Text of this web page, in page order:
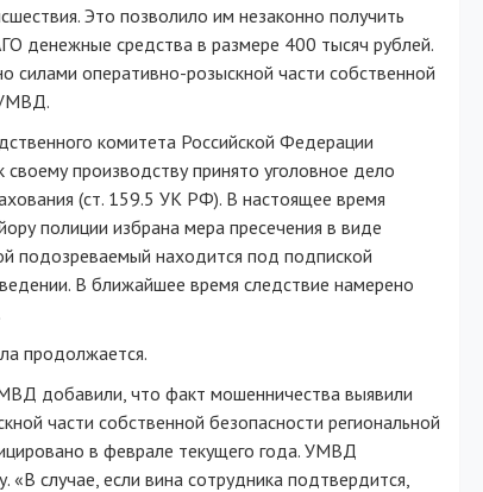
Это позволило им незаконно получить
денежные средства в размере 400 тысяч рублей.
силами оперативно-розыскной части собственной
УМВД.
комитета Российской Федерации
своему производству принято уголовное дело
(ст. 159.5 УК РФ). В настоящее время
полиции избрана мера пресечения в виде
подозреваемый находится под подпиской
В ближайшее время следствие намерено
продолжается.
добавили, что факт мошенничества выявили
части собственной безопасности региональной
в феврале текущего года. УМВД
случае, если вина сотрудника подтвердится,